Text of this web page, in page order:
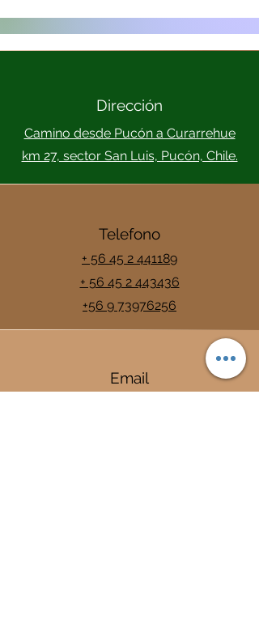
Dirección
Camino desde Pucón a Curarrehue
km 27, sector San Luis, Pucón, Chile.
Telefono
+ 56 45 2 441189
+ 56 45 2 443436
+56 9 73976256
Email